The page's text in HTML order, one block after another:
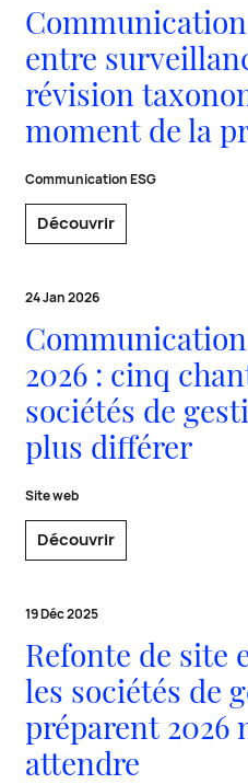
Communication
entre
révision
moment de la
Communication ESG
Découvrir
24 Jan 2026
2026 : cinq
sociétés de
plus différer
Site web
Découvrir
19 Déc 2025
Refonte de site
les sociétés de
préparent 2026
attendre